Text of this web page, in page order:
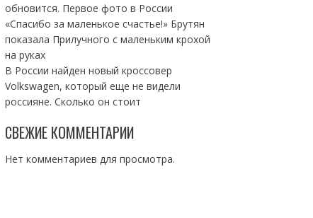
обновится. Первое фото в России
«Спасибо за маленькое счастье!» Брутян
показала Прилучного с маленьким крохой
на руках
В России найден новый кроссовер
Volkswagen, который еще не видели
россияне. Сколько он стоит
СВЕЖИЕ КОММЕНТАРИИ
Нет комментариев для просмотра.